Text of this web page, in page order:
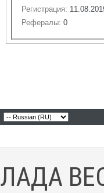
Регистрация:
Рефералы: 0
ЛАДА